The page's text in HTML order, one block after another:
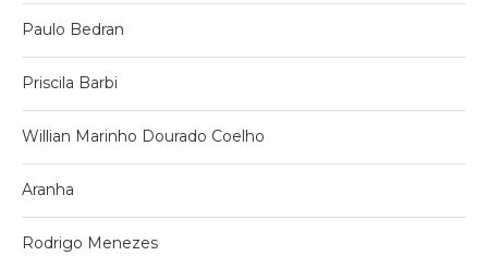
Paulo Bedran
Priscila Barbi
Willian Marinho Dourado Coelho
Aranha
Rodrigo Menezes